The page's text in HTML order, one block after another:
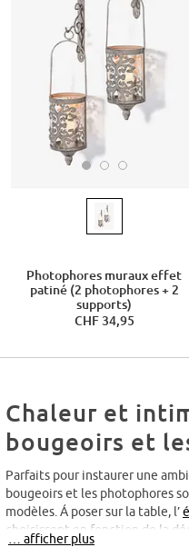
Photophores muraux effet
patiné (2 photophores + 2
supports)
CHF 34,95
Chaleur et
bougeoirs et
Parfaits pour instaurer une
bougeoirs et les photophores
modèles. Á poser sur la table, l’
choisissent en fonction de la
Modernes, traditionnels,
… afficher plus